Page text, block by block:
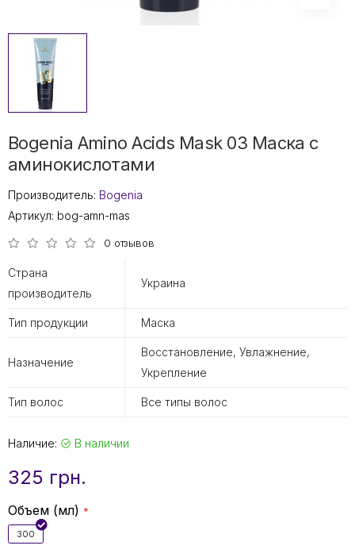
Bogenia Amino Acids Mask 03 Маска с
аминокислотами
Производитель: Bogenia
Артикул: bog-amn-mas
0 отзывов
Страна
производитель
Украина
Тип продукции Маска
Назначение
Восстановление, Увлажнение,
Укрепление
Тип волос Все типы волос
Наличие: В наличии
325 грн.
Объем (мл)
300